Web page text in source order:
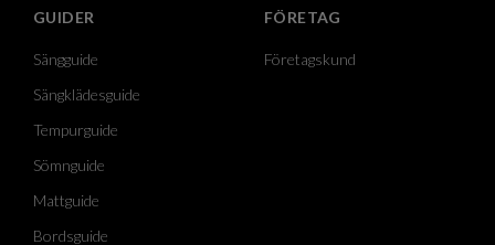
GUIDER
Sängguide
Sängklädesguide
Tempurguide
Sömnguide
Mattguide
Bordsguide
FÖRETAG
Företagskund